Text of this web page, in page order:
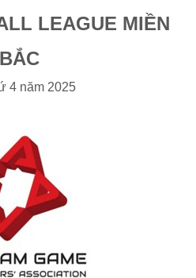
LEAGUE MIỀN
BẮC
4 năm 2025